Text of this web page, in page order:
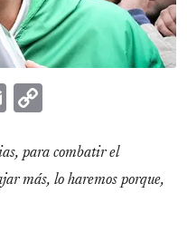
Email
para combatir el
más, lo haremos porque,